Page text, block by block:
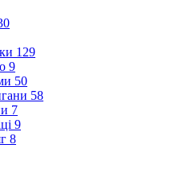
129
9
50
58
7
9
8